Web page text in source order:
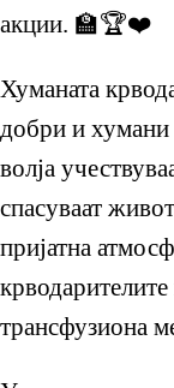
акции. 🏫🏆❤️
Хуманата
добри и хумани
волја
спасуваат
пријатна
трансфузиона